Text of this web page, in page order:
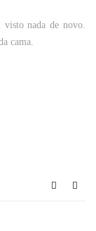
nada de novo.
cama.